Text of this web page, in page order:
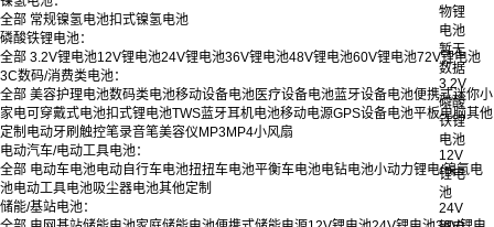
物锂
电池
暂无
数据
3.2V
磷酸
铁锂
电池
12V
锂电
池
24V
全部 常规镍氢电池扣式镍氢电池
磷酸铁锂电池：
全部 3.2V锂电池12V锂电池24V锂电池36V锂电池48V锂电池60V锂电池72V锂电池
3C数码/消费类电池：
全部 美容护理电池数码类电池移动设备电池医疗设备电池蓝牙设备电池便携式迷你小
家电可穿戴式电池扣式锂电池TWS蓝牙耳机电池移动电源GPS设备电池平板电脑其他
定制 电动牙刷 触控笔录音笔美容仪 MP3MP4小风扇
电动汽车/电动工具电池：
全部 电动车电池电动自行车电池扭扭车电池平衡车电池电钻电池小动力锂电/镍氢电
池电动工具电池吸尘器电池其他定制
储能/基站电池：